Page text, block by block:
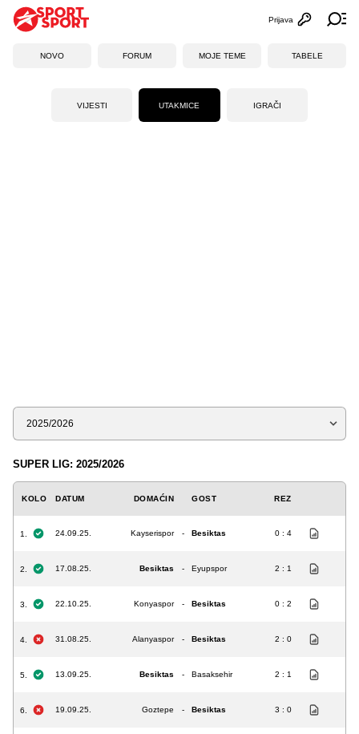
Otvori
Prijava
NOVO FORUM MOJE TEME TABELE
VIJESTI UTAKMICE IGRAČI
Sezona
SUPER LIG: 2025/2026
KOLO DATUM DOMAĆIN GOST REZ
1. 24.09.25. Kayserispor - Besiktas 0 : 4
2. 17.08.25. Besiktas - Eyupspor 2 : 1
3. 22.10.25. Konyaspor - Besiktas 0 : 2
4. 31.08.25. Alanyaspor - Besiktas 2 : 0
5. 13.09.25. Besiktas - Basaksehir 2 : 1
6. 19.09.25. Goztepe - Besiktas 3 : 0